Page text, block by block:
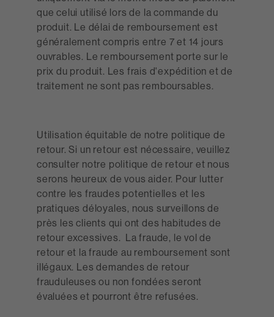
que celui utilisé lors de la commande du
produit. Le délai de remboursement est
généralement compris entre 7 et 14 jours
ouvrables. Le remboursement porte sur le
prix du produit. Les frais d'expédition et de
traitement ne sont pas remboursables.
Utilisation équitable de notre politique de
retour. Si un retour est nécessaire, veuillez
consulter notre politique de retour et nous
serons heureux de vous aider. Pour lutter
contre les fraudes potentielles et les
pratiques déloyales, nous surveillons de
près les clients qui ont des habitudes de
retour excessives. La fraude, le vol de
retour et la fraude au remboursement sont
illégaux. Les demandes de retour
frauduleuses ou non fondées seront
évaluées et pourront être refusées.